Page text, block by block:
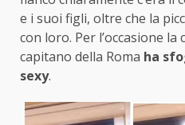
e i suoi figli, oltre che la
con loro. Per l’occasione la
capitano della Roma ha
sexy.